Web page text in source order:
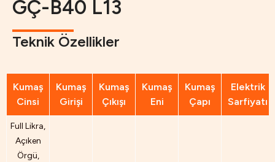
GÇ-B40 L13
Teknik Özellikler
Kumaş
Cinsi
Kumaş
Girişi
Kumaş
Çıkışı
Kumaş
Eni
Kumaş
Çapı
Elektrik
Sarfiyatı
Full Likra,
Açıken
Örgü,